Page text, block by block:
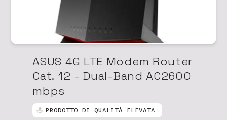
ASUS 4G LTE Modem Router
Cat. 12 - Dual-Band AC2600
mbps
PRODOTTO DI QUALITÀ ELEVATA